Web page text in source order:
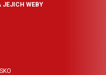
JEJICH WEBY